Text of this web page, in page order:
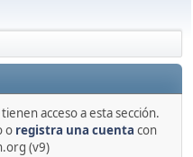
acceso a esta sección.
o registra una cuenta con
(v9)